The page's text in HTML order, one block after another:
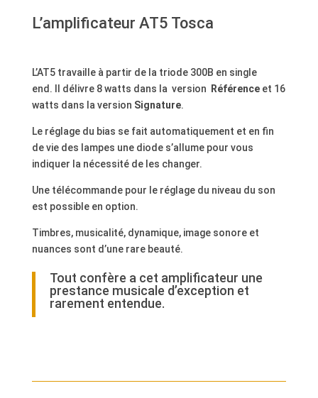
L’amplificateur AT5 Tosca
L’AT5 travaille à partir de la triode 300B en single
end. Il délivre 8 watts dans la version
Référenceet 16
watts dans la version Signature.
Le réglage du bias se fait automatiquement et en fin
de vie des lampes une diode s’allume pour vous
indiquer la nécessité de les changer.
Une télécommande pour le réglage du niveau du son
est possible en option.
Timbres, musicalité, dynamique, image sonore et
nuances sont d’une rare beauté.
Tout confère a cet amplificateur une
prestance musicale d’exception et
rarement entendue.